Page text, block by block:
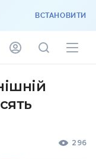
ВСТАНОВИТИ
296